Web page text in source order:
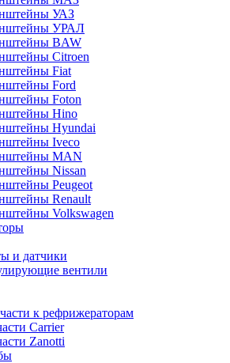
УАЗ
УРАЛ
BAW
Citroen
Fiat
Ford
Foton
Hino
Hyundai
Iveco
MAN
Nissan
Peugeot
Renault
Volkswagen
и датчики
вентили
к рефрижераторам
Carrier
Zanotti